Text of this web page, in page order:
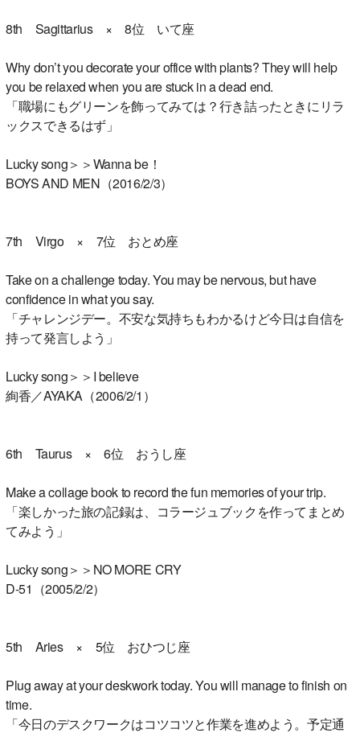
8th Sagittarius × 8位 いて座
Why don’t you decorate your office with plants? They will help
you be relaxed when you are stuck in a dead end.
「職場にもグリーンを飾ってみては？行き詰ったときにリラ
ックスできるはず」
Lucky song＞＞Wanna be！
BOYS AND MEN（2016/2/3）
7th Virgo × 7位 おとめ座
Take on a challenge today. You may be nervous, but have
confidence in what you say.
「チャレンジデー。不安な気持ちもわかるけど今日は自信を
持って発言しよう」
Lucky song＞＞I believe
絢香／AYAKA（2006/2/1）
6th Taurus × 6位 おうし座
Make a collage book to record the fun memories of your trip.
「楽しかった旅の記録は、コラージュブックを作ってまとめ
てみよう」
Lucky song＞＞NO MORE CRY
D-51（2005/2/2）
5th Aries × 5位 おひつじ座
Plug away at your deskwork today. You will manage to finish on
time.
「今日のデスクワークはコツコツと作業を進めよう。予定通